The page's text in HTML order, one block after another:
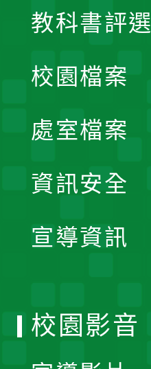
教科書評選
校園檔案
處室檔案
資訊安全
宣導資訊
校園影音